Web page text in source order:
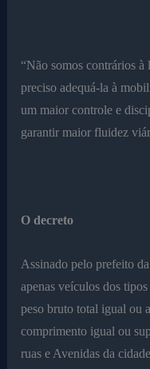
“Não somos contrários à
preciso adequá-la à
um maior controle e
garantir maior fluidez
O decreto
Assinado pelo prefeito
apenas veículos dos
peso bruto total igual ou
comprimento igual ou
ruas e Avenidas da